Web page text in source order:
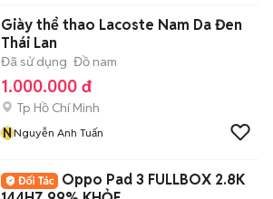
Giày thể thao Lacoste Nam Da Đen
Thái Lan
Đã sử dụng Đồ nam
1.000.000 đ
Tp Hồ Chí Minh
NNguyễn Anh Tuấn
Oppo Pad 3 FULLBOX 2.8K